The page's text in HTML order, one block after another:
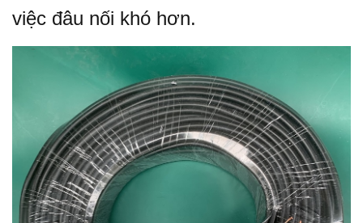
việc đâu nối khó hơn.